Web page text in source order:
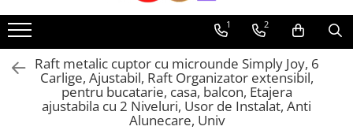
Frumusete, bijuterii, accesorii
fetite
Jucarii educative, interactive
Puzzle si seturi de construit
Stickere, Abtibilduri, Autocolante
Sosete dama
1 2
Raft metalic cuptor cu microunde Simply Joy, 6
Carlige, Ajustabil, Raft Organizator extensibil,
pentru bucatarie, casa, balcon, Etajera
ajustabila cu 2 Niveluri, Usor de Instalat, Anti
Alunecare, Univ